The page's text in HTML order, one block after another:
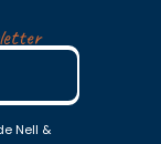
Nell &